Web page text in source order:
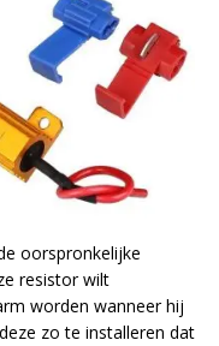
oorspronkelijke
resistor wilt
worden wanneer hij
zo te installeren dat